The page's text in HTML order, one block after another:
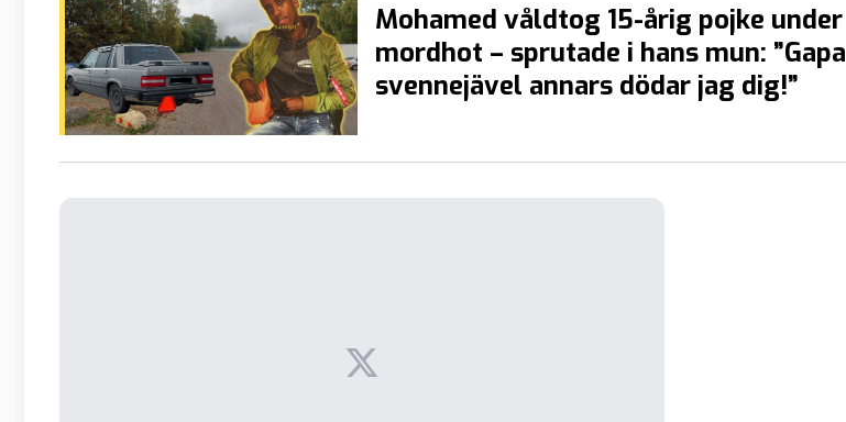
Mohamed våldtog 15-årig pojke under
mordhot – sprutade i hans mun: ”Gapa
svennejävel annars dödar jag dig!”